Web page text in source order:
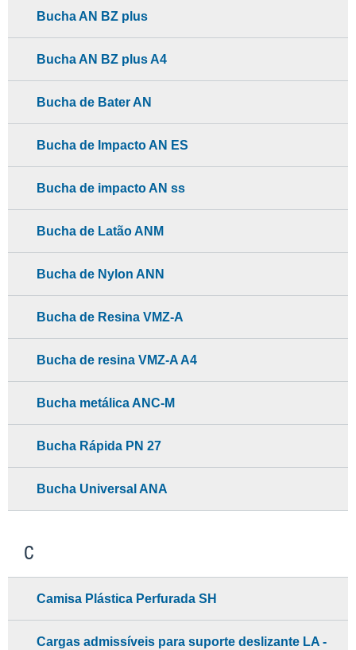
Bucha AN BZ plus
Bucha AN BZ plus A4
Bucha de Bater AN
Bucha de Impacto AN ES
Bucha de impacto AN ss
Bucha de Latão ANM
Bucha de Nylon ANN
Bucha de Resina VMZ-A
Bucha de resina VMZ-A A4
Bucha metálica ANC-M
Bucha Rápida PN 27
Bucha Universal ANA
C
Camisa Plástica Perfurada SH
Cargas admissíveis para suporte deslizante LA -